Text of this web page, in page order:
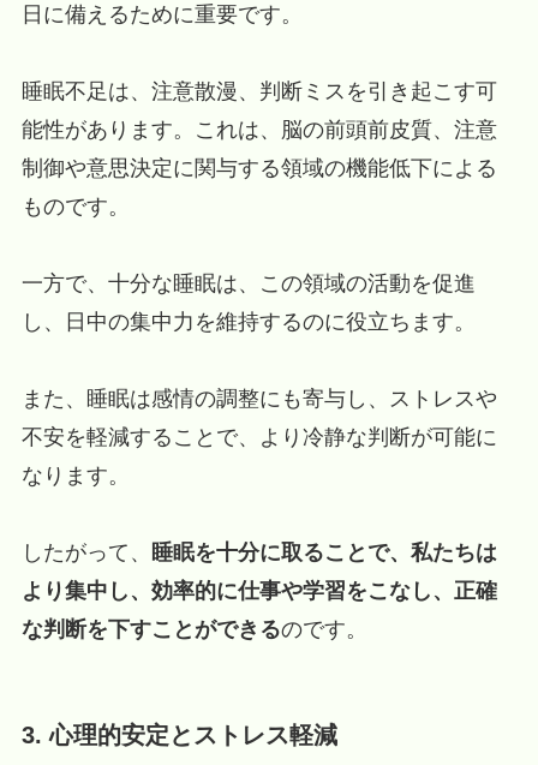
日に備えるために重要です。
睡眠不足は、注意散漫、判断ミスを引き起こす可
能性があります。これは、脳の前頭前皮質、注意
制御や意思決定に関与する領域の機能低下による
ものです。
一方で、十分な睡眠は、この領域の活動を促進
し、日中の集中力を維持するのに役立ちます。
また、睡眠は感情の調整にも寄与し、ストレスや
不安を軽減することで、より冷静な判断が可能に
なります。
したがって、
睡眠を十分に取ることで、私たちは
より集中し、効率的に仕事や学習をこなし、正確
な判断を下すことができるのです。
3. 心理的安定とストレス軽減